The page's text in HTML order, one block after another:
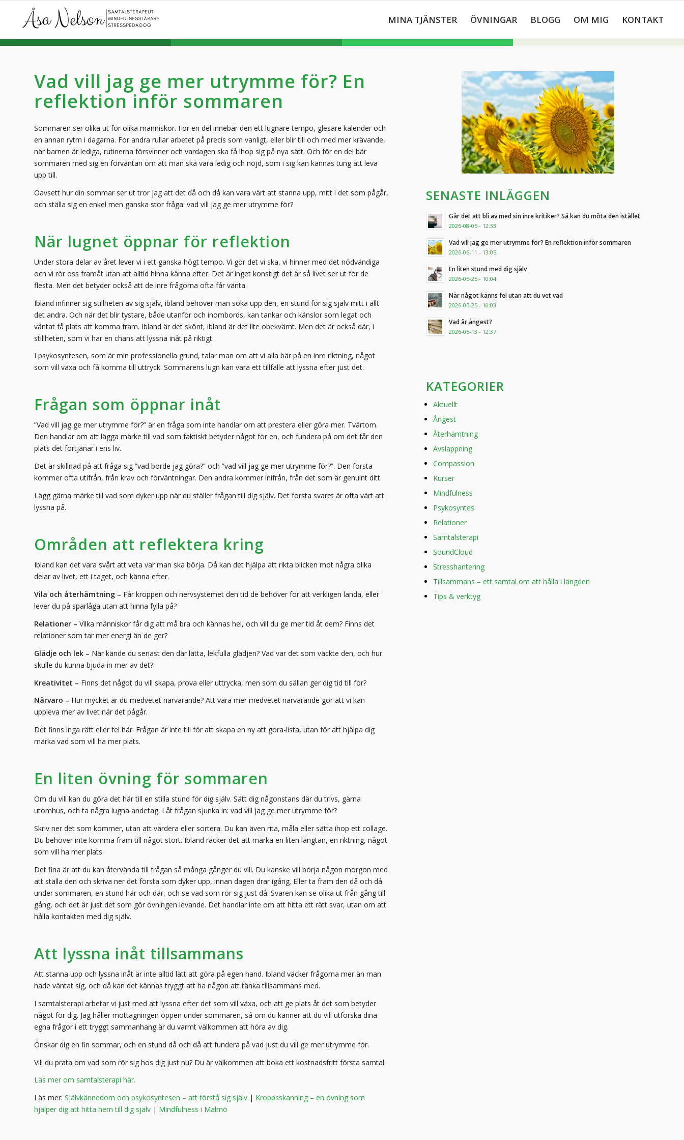
MINA TJÄNSTER ÖVNINGAR BLOGG OM MIG KONTAKT
Vad vill jag ge mer utrymme för? En
reflektion inför sommaren
Sommaren ser olika ut för olika människor. För en del innebär den ett lugnare tempo, glesare kalender och
en annan rytm i dagarna. För andra rullar arbetet på precis som vanligt, eller blir till och med mer krävande,
när barnen är lediga, rutinerna försvinner och vardagen ska få ihop sig på nya sätt. Och för en del bär
sommaren med sig en förväntan om att man ska vara ledig och nöjd, som i sig kan kännas tung att leva
upp till.
Oavsett hur din sommar ser ut tror jag att det då och då kan vara värt att stanna upp, mitt i det som pågår,
och ställa sig en enkel men ganska stor fråga: vad vill jag ge mer utrymme för?
När lugnet öppnar för reflektion
Under stora delar av året lever vi i ett ganska högt tempo. Vi gör det vi ska, vi hinner med det nödvändiga
och vi rör oss framåt utan att alltid hinna känna efter. Det är inget konstigt det är så livet ser ut för de
flesta. Men det betyder också att de inre frågorna ofta får vänta.
Ibland infinner sig stillheten av sig själv, ibland behöver man söka upp den, en stund för sig själv mitt i allt
det andra. Och när det blir tystare, både utanför och inombords, kan tankar och känslor som legat och
väntat få plats att komma fram. Ibland är det skönt, ibland är det lite obekvämt. Men det är också där, i
stillheten, som vi har en chans att lyssna inåt på riktigt.
I psykosyntesen, som är min professionella grund, talar man om att vi alla bär på en inre riktning, något
som vill växa och få komma till uttryck. Sommarens lugn kan vara ett tillfälle att lyssna efter just det.
Frågan som öppnar inåt
”Vad vill jag ge mer utrymme för?” är en fråga som inte handlar om att prestera eller göra mer. Tvärtom.
Den handlar om att lägga märke till vad som faktiskt betyder något för en, och fundera på om det får den
plats det förtjänar i ens liv.
Det är skillnad på att fråga sig ”vad borde jag göra?” och ”vad vill jag ge mer utrymme för?”. Den första
kommer ofta utifrån, från krav och förväntningar. Den andra kommer inifrån, från det som är genuint ditt.
Lägg gärna märke till vad som dyker upp när du ställer frågan till dig själv. Det första svaret är ofta värt att
lyssna på.
Områden att reflektera kring
Ibland kan det vara svårt att veta var man ska börja. Då kan det hjälpa att rikta blicken mot några olika
delar av livet, ett i taget, och känna efter.
Vila och återhämtning – Får kroppen och nervsystemet den tid de behöver för att verkligen landa, eller
lever du på sparlåga utan att hinna fylla på?
Relationer – Vilka människor får dig att må bra och kännas hel, och vill du ge mer tid åt dem? Finns det
relationer som tar mer energi än de ger?
Glädje och lek – När kände du senast den där lätta, lekfulla glädjen? Vad var det som väckte den, och hur
skulle du kunna bjuda in mer av det?
Kreativitet – Finns det något du vill skapa, prova eller uttrycka, men som du sällan ger dig tid till för?
Närvaro – Hur mycket är du medvetet närvarande? Att vara mer medvetet närvarande gör att vi kan
uppleva mer av livet när det pågår.
Det finns inga rätt eller fel här. Frågan är inte till för att skapa en ny att göra-lista, utan för att hjälpa dig
märka vad som vill ha mer plats.
En liten övning för sommaren
Om du vill kan du göra det här till en stilla stund för dig själv. Sätt dig någonstans där du trivs, gärna
utomhus, och ta några lugna andetag. Låt frågan sjunka in: vad vill jag ge mer utrymme för?
Skriv ner det som kommer, utan att värdera eller sortera. Du kan även rita, måla eller sätta ihop ett collage.
Du behöver inte komma fram till något stort. Ibland räcker det att märka en liten längtan, en riktning, något
som vill ha mer plats.
Det fina är att du kan återvända till frågan så många gånger du vill. Du kanske vill börja någon morgon med
att ställa den och skriva ner det första som dyker upp, innan dagen drar igång. Eller ta fram den då och då
under sommaren, en stund här och där, och se vad som rör sig just då. Svaren kan se olika ut från gång till
gång, och det är just det som gör övningen levande. Det handlar inte om att hitta ett rätt svar, utan om att
hålla kontakten med dig själv.
Att lyssna inåt tillsammans
Att stanna upp och lyssna inåt är inte alltid lätt att göra på egen hand. Ibland väcker frågorna mer än man
hade väntat sig, och då kan det kännas tryggt att ha någon att tänka tillsammans med.
I samtalsterapi arbetar vi just med att lyssna efter det som vill växa, och att ge plats åt det som betyder
något för dig. Jag håller mottagningen öppen under sommaren, så om du känner att du vill utforska dina
egna frågor i ett tryggt sammanhang är du varmt välkommen att höra av dig.
Önskar dig en fin sommar, och en stund då och då att fundera på vad just du vill ge mer utrymme för.
Vill du prata om vad som rör sig hos dig just nu? Du är välkommen att boka ett kostnadsfritt första samtal.
Läs mer om samtalsterapi här.
Läs mer: Självkännedom och psykosyntesen – att förstå sig själv | Kroppsskanning – en övning som
hjälper dig att hitta hem till dig själv | Mindfulness i Malmö
SENASTE INLÄGGEN
Går det att bli av med sin inre kritiker? Så kan du möta den istället
2026-08-05 - 12:33
Vad vill jag ge mer utrymme för? En reflektion inför sommaren
2026-06-11 - 13:05
En liten stund med dig själv
2026-05-25 - 10:04
När något känns fel utan att du vet vad
2026-05-25 - 10:03
Vad är ångest?
2026-05-13 - 12:37
KATEGORIER
Aktuellt
Ångest
Återhämtning
Avslappning
Compassion
Kurser
Mindfulness
Psykosyntes
Relationer
Samtalsterapi
SoundCloud
Stresshantering
Tillsammans – ett samtal om att hålla i längden
Tips & verktyg